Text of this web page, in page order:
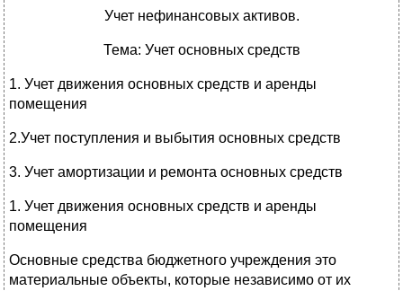
Учет нефинансовых активов.
Тема: Учет основных средств
1. Учет движения основных средств и аренды
помещения
2.Учет поступления и выбытия основных средств
3. Учет амортизации и ремонта основных средств
1. Учет движения основных средств и аренды
помещения
Основные средства бюджетного учреждения это
материальные объекты, которые независимо от их